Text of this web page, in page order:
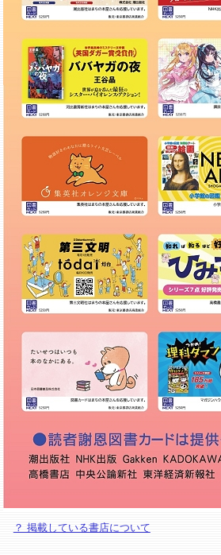
？ 掲載している書店について